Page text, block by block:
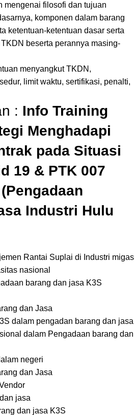
mengenai filosofi dan tujuan
komponen dalam barang
ketentuan-ketentuan dasar serta
beserta perannya masing-
menyangkut TKDN,
limit waktu, sertifikasi, penalti,
: Info Training
Menghadapi
pada Situasi
19 & PTK 007
Industri Hulu
Rantai Suplai di Industri migas
nasional
barang dan jasa K3S
dan Jasa
dalam pengadan barang dan jasa
dalam Pengadaan barang dan
negeri
dan Jasa
jasa
dan jasa K3S